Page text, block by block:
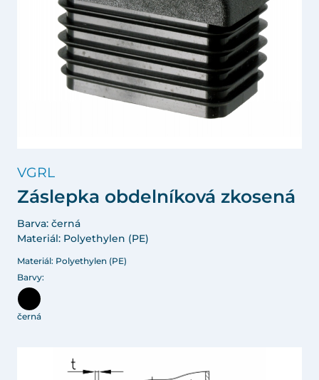
VGRL
Záslepka obdelníková zkosená
Barva: černá
Materiál: Polyethylen (PE)
Materiál: Polyethylen (PE)
Barvy:
černá